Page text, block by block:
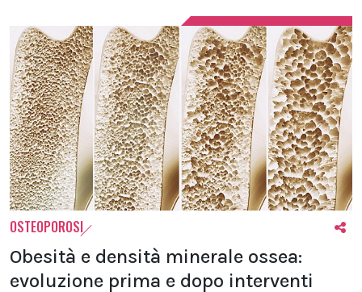
OSTEOPOROSI
Obesità e densità minerale ossea:
evoluzione prima e dopo interventi